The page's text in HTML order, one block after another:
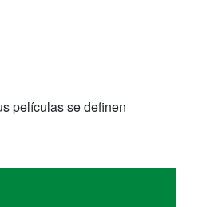
películas se definen